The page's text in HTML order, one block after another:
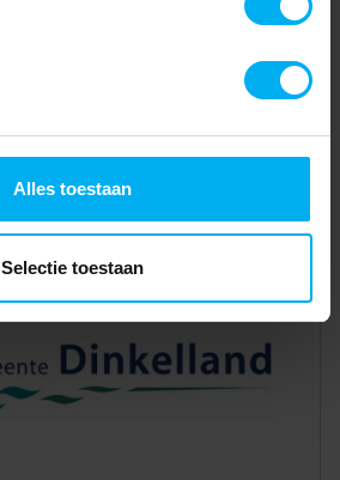
Alles toestaan
Selectie toestaan